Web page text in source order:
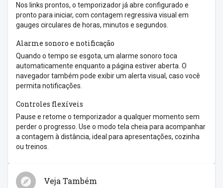
Nos links prontos, o temporizador já abre configurado e
pronto para iniciar, com contagem regressiva visual em
gauges circulares de horas, minutos e segundos.
Alarme sonoro e notificação
Quando o tempo se esgota, um alarme sonoro toca
automaticamente enquanto a página estiver aberta. O
navegador também pode exibir um alerta visual, caso você
permita notificações.
Controles flexíveis
Pause e retome o temporizador a qualquer momento sem
perder o progresso. Use o modo tela cheia para acompanhar
a contagem à distância, ideal para apresentações, cozinha
ou treinos.
Veja Também